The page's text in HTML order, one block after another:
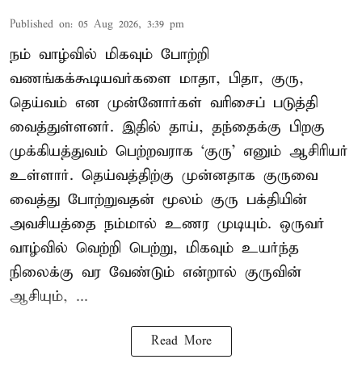
Published on: 05 Aug 2026, 3:39 pm
நம் வாழ்வில் மிகவும் போற்றி
வணங்கக்கூடியவர்களை மாதா, பிதா, குரு,
தெய்வம் என முன்னோர்கள் வரிசைப் படுத்தி
வைத்துள்ளனர். இதில் தாய், தந்தைக்கு பிறகு
முக்கியத்துவம் பெற்றவராக ‘குரு’ எனும் ஆசிரியர்
உள்ளார். தெய்வத்திற்கு முன்னதாக குருவை
வைத்து போற்றுவதன் மூலம் குரு பக்தியின்
அவசியத்தை நம்மால் உணர முடியும். ஒருவர்
வாழ்வில் வெற்றி பெற்று, மிகவும் உயர்ந்த
நிலைக்கு வர வேண்டும் என்றால் குருவின்
ஆசியும், ...
Read More